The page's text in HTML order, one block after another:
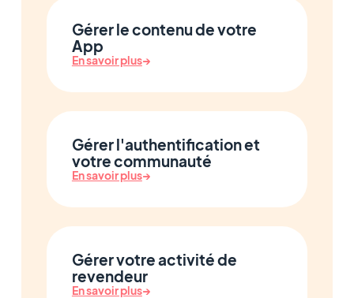
Gérer le contenu de votre
App
En savoir plus→
Gérer l'authentification et
votre communauté
En savoir plus→
Gérer votre activité de
revendeur
En savoir plus→